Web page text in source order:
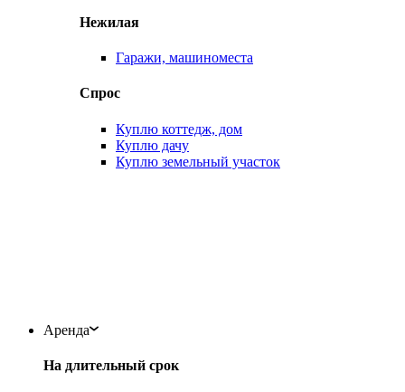
Нежилая
Гаражи, машиноместа
Спрос
Куплю коттедж, дом
Куплю дачу
Куплю земельный участок
Аренда
На длительный срок